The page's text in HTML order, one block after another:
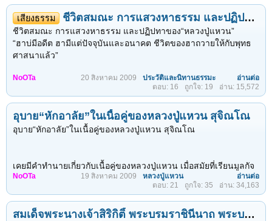
เสียงธรรม ชีวิตสมณะ การแสวงหาธรรม และปฏิปทาของ“หลวงปู่แหวน”
ชีวิตสมณะ การแสวงหาธรรม และปฏิปทาของ“หลวงปู่แหวน”
“ฮาบ่มีอดีต ฮามีแต่ปัจจุบันและอนาคต ชีวิตของฮาถวายให้กับพุทธ
ศาสนาแล้ว”
NoOTa 20 สิงหาคม 2009 ประวัติและนิทานธรรมะ
อ่านต่อ
อ่าน: 15,572
ถูกใจ: 19
ตอบ: 16
อุบาย“หักอาลัย”ในเนื้อคู่ของหลวงปู่แหวน สุจิณโณ
อุบาย“หักอาลัย”ในเนื้อคู่ของหลวงปู่แหวน สุจิณโณ
เคยมีคำทำนายเกี่ยวกับเนื้อคู่ของหลวงปู่แหวน เมื่อสมัยที่เรียนมูลกัจ
จายน์ที่จังหวัดอุบลราชธานี
จะมีรูปร่างสันทัด ผิวเนื้อขาวเหลือง ใบหน้ารูปใบโพธิ์ แต่ท่านก็ไม่ได้
สนใจอะไร
NoOTa 19 สิงหาคม 2009 หลวงปู่แหวน
อ่านต่อ
อ่าน: 34,163
ถูกใจ: 35
ตอบ: 21
สมเด็จพระนางเจ้าสิริกิติ์ พระบรมราชินีนาถ พระบรมราชชนนีพันปีหลวง กับพระพุทธศาสนา